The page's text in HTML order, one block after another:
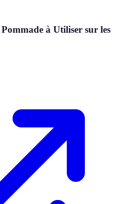
à Utiliser sur les